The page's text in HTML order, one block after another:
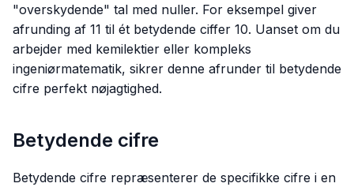
"overskydende" tal med nuller. For eksempel giver
afrunding af 11 til ét betydende ciffer 10. Uanset om du
arbejder med kemilektier eller kompleks
ingeniørmatematik, sikrer denne afrunder til betydende
cifre perfekt nøjagtighed.
Betydende cifre
Betydende cifre repræsenterer de specifikke cifre i en